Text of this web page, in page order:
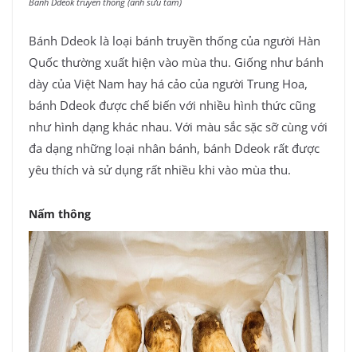
Bánh Ddeok là loại bánh truyền thống của người Hàn
Quốc thường xuất hiện vào mùa thu. Giống như bánh
dày của Việt Nam hay há cảo của người Trung Hoa,
bánh Ddeok được chế biến với nhiều hình thức cũng
như hình dạng khác nhau. Với màu sắc sặc sỡ cùng với
đa dạng những loại nhân bánh, bánh Ddeok rất được
yêu thích và sử dụng rất nhiều khi vào mùa thu.
Nấm thông